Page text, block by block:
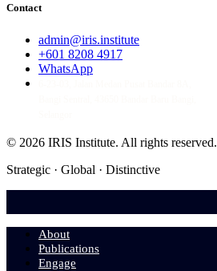
Contact
admin@iris.institute
+601 8208 4917
WhatsApp
© 2026 IRIS Institute. All rights reserved.
Strategic · Global · Distinctive
About
Publications
Engage